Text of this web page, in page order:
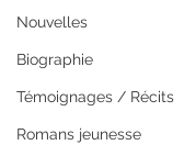
Nouvelles
Biographie
Témoignages / Récits
Romans jeunesse